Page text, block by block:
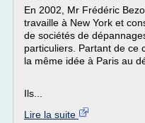
En 2002, Mr Frédéric
travaille à New York et
de sociétés de
particuliers. Partant de ce
la même idée à Paris au
Ils...
Lire la suite